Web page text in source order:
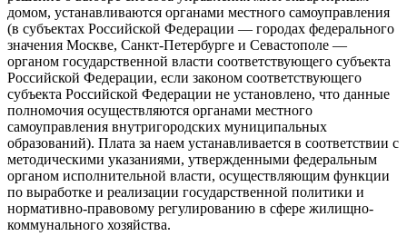
домом, устанавливаются органами местного самоуправления
(в субъектах Российской Федерации — городах федерального
значения Москве, Санкт-Петербурге и Севастополе —
органом государственной власти соответствующего субъекта
Российской Федерации, если законом соответствующего
субъекта Российской Федерации не установлено, что данные
полномочия осуществляются органами местного
самоуправления внутригородских муниципальных
образований). Плата за наем устанавливается в соответствии с
методическими указаниями, утвержденными федеральным
органом исполнительной власти, осуществляющим функции
по выработке и реализации государственной политики и
нормативно-правовому регулированию в сфере жилищно-
коммунального хозяйства.